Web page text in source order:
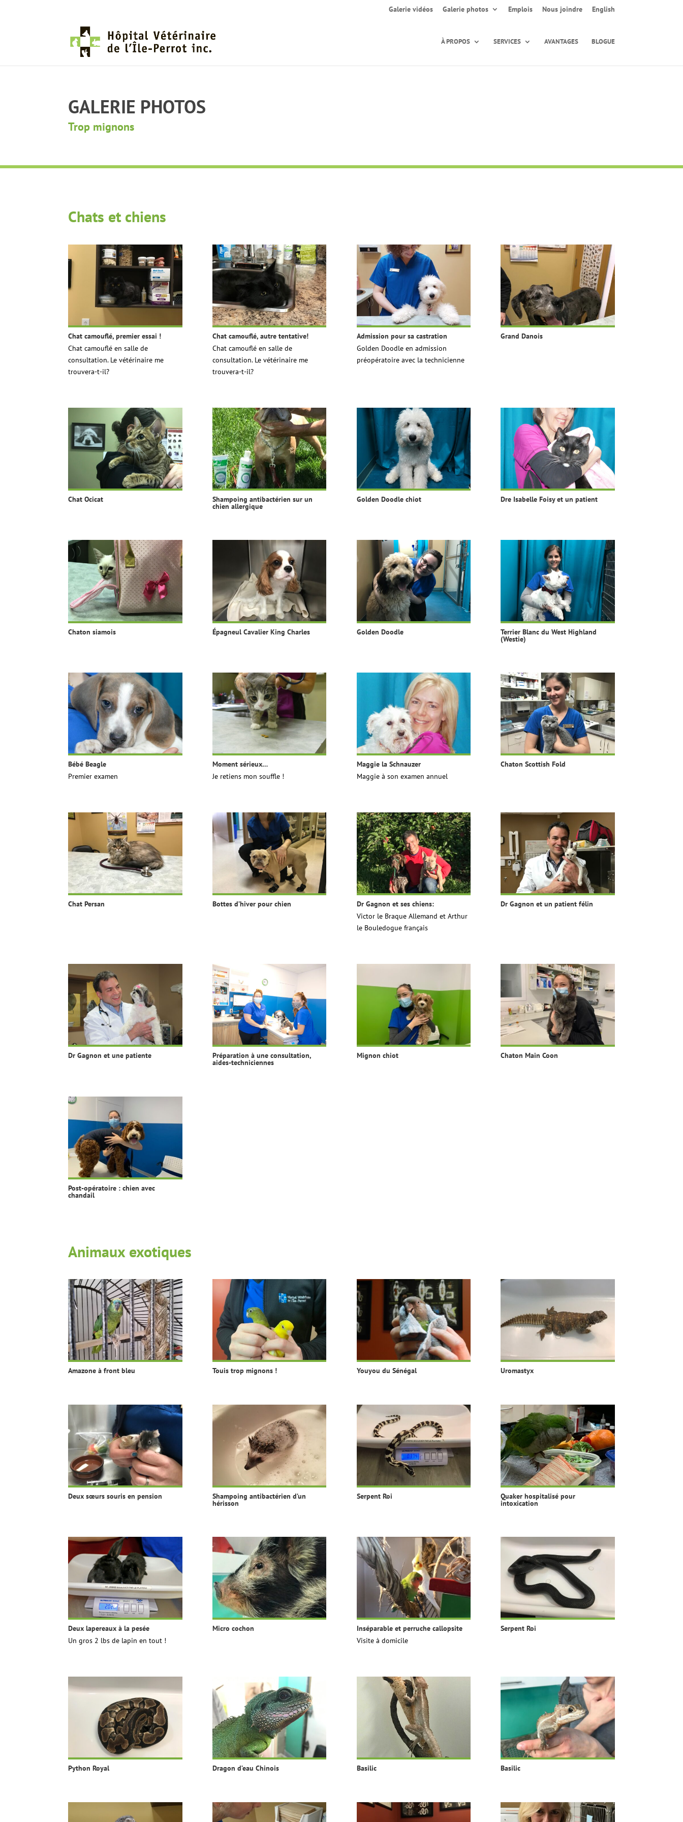
Galerie vidéos Galerie photos Emplois Nous joindre English
À PROPOS SERVICES AVANTAGES BLOGUE
GALERIE PHOTOS
Trop mignons
Chats et chiens
Chat camouflé, premier essai !
Chat camouflé en salle de
consultation. Le vétérinaire me
trouvera-t-il?
Chat camouflé, autre tentative!
Chat camouflé en salle de
consultation. Le vétérinaire me
trouvera-t-il?
Admission pour sa castration
Golden Doodle en admission
préopératoire avec la technicienne
Grand Danois
Chat Ocicat Shampoing antibactérien sur un
chien allergique
Golden Doodle chiot Dre Isabelle Foisy et un patient
Chaton siamois Épagneul Cavalier King Charles Golden Doodle Terrier Blanc du West Highland
(Westie)
Bébé Beagle
Premier examen
Moment sérieux…
Je retiens mon souffle !
Maggie la Schnauzer
Maggie à son examen annuel
Chaton Scottish Fold
Chat Persan Bottes d’hiver pour chien
Dr Gagnon et ses chiens:
Victor le Braque Allemand et Arthur
le Bouledogue français
Dr Gagnon et un patient félin
Dr Gagnon et une patiente Préparation à une consultation,
aides-techniciennes
Mignon chiot Chaton Main Coon
Post-opératoire : chien avec
chandail
Animaux exotiques
Amazone à front bleu Touis trop mignons ! Youyou du Sénégal Uromastyx
Deux sœurs souris en pension Shampoing antibactérien d’un
hérisson
Serpent Roi Quaker hospitalisé pour
intoxication
Deux lapereaux à la pesée
Un gros 2 lbs de lapin en tout !
Micro cochon
Inséparable et perruche callopsite
Visite à domicile
Serpent Roi
Python Royal Dragon d’eau Chinois Basilic Basilic